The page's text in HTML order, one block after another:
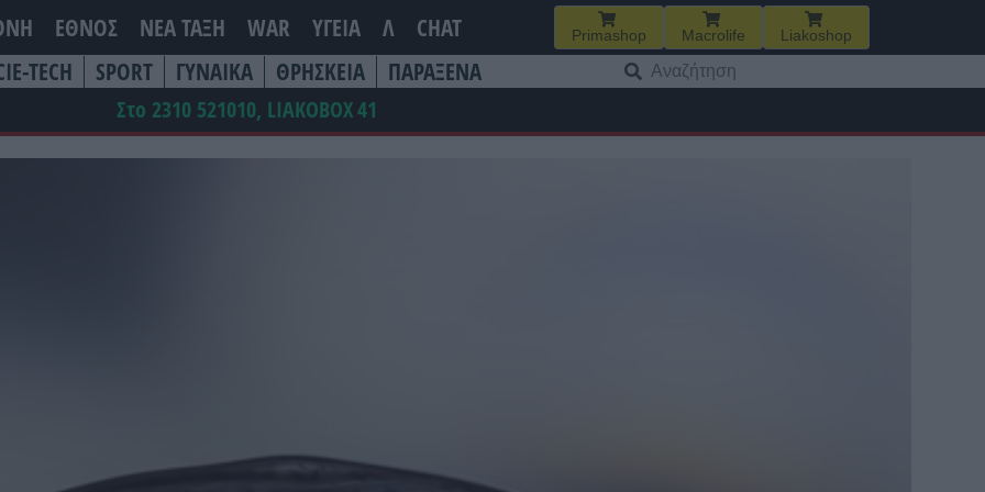
ΕΘΝΟΣ ΝΕΑ ΤΆΞΗ WAR ΥΓΕΙΑ Λ CHAT Primashop Macrolife Liakoshop
TECH SPORT ΓΥΝΑΙΚΑ ΘΡΗΣΚΕΙΑ ΠΑΡΑΞΕΝΑ
για:
Στο 2310 521010, LIAKOBOX41